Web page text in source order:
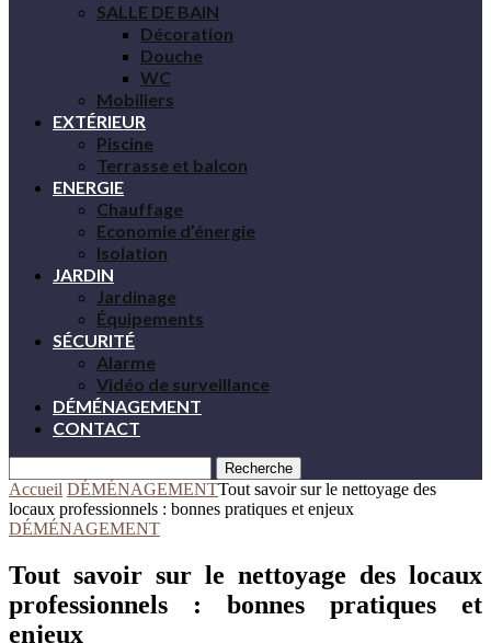
SALLE DE BAIN
Décoration
Douche
WC
Mobiliers
EXTÉRIEUR
Piscine
Terrasse et balcon
ENERGIE
Chauffage
Economie d’énergie
Isolation
JARDIN
Jardinage
Équipements
SÉCURITÉ
Alarme
Vidéo de surveillance
DÉMÉNAGEMENT
CONTACT
Recherche
Accueil DÉMÉNAGEMENTTout savoir sur le nettoyage des
locaux professionnels : bonnes pratiques et enjeux
DÉMÉNAGEMENT
Tout savoir sur le nettoyage des locaux
professionnels : bonnes pratiques et
enjeux